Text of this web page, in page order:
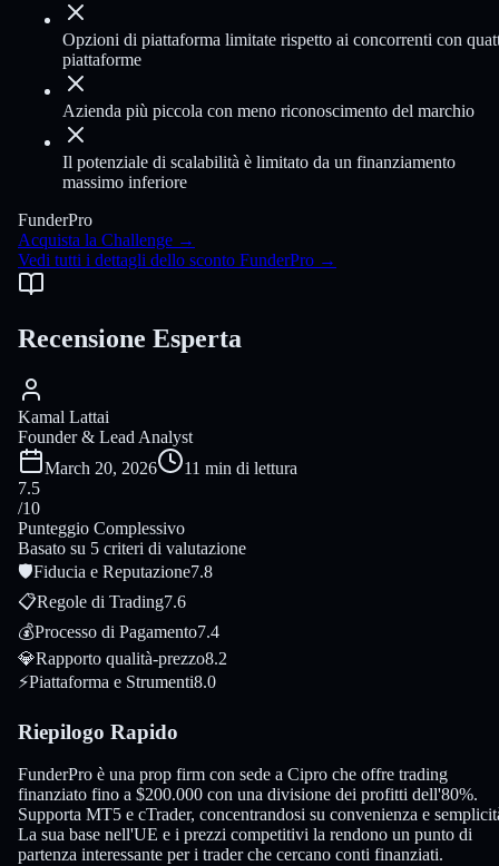
Opzioni di piattaforma limitate rispetto ai concorrenti con
piattaforme
Azienda più piccola con meno riconoscimento del marchio
Il potenziale di scalabilità è limitato da un finanziamento
massimo inferiore
FunderPro
Acquista la Challenge →
Vedi tutti i dettagli dello sconto FunderPro →
Recensione Esperta
Kamal Lattai
Founder & Lead Analyst
March 20, 2026
11 min di lettura
7.5
/10
Punteggio Complessivo
Basato su 5 criteri di valutazione
🛡Fiducia e Reputazione7.8
📋Regole di Trading7.6
💰Processo di Pagamento7.4
💎Rapporto qualità-prezzo8.2
⚡Piattaforma e Strumenti8.0
Riepilogo Rapido
FunderPro è una prop firm con sede a Cipro che offre trading
finanziato fino a $200.000 con una divisione dei profitti dell'80%.
Supporta MT5 e cTrader, concentrandosi su convenienza e
La sua base nell'UE e i prezzi competitivi la rendono un punto di
partenza interessante per i trader che cercano conti finanziati.